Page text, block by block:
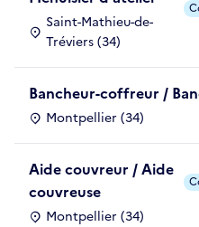
Saint-Mathieu-de-
Tréviers (34)
Bancheur-coffreur /
Montpellier (34)
Aide couvreur / Aide
couvreuse
Montpellier (34)